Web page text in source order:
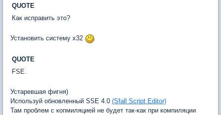
QUOTE
Как исправить это?
Установить систему х32
QUOTE
FSE.
Устаревшая фигня)
Используй обновленный SSE 4.0 (Sfall Script Editor)
Там проблем с копмиляцией не будет так-как при компиляции